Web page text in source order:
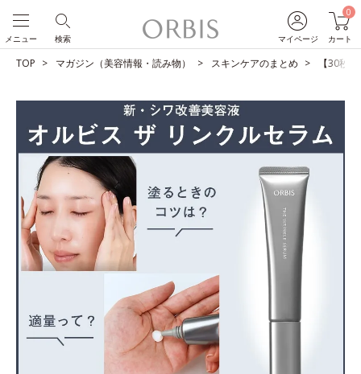
マイページ
0
カート
検索
メニュー
TOP マガジン（美容情報・読み物） スキンケアのまとめ 【30秒